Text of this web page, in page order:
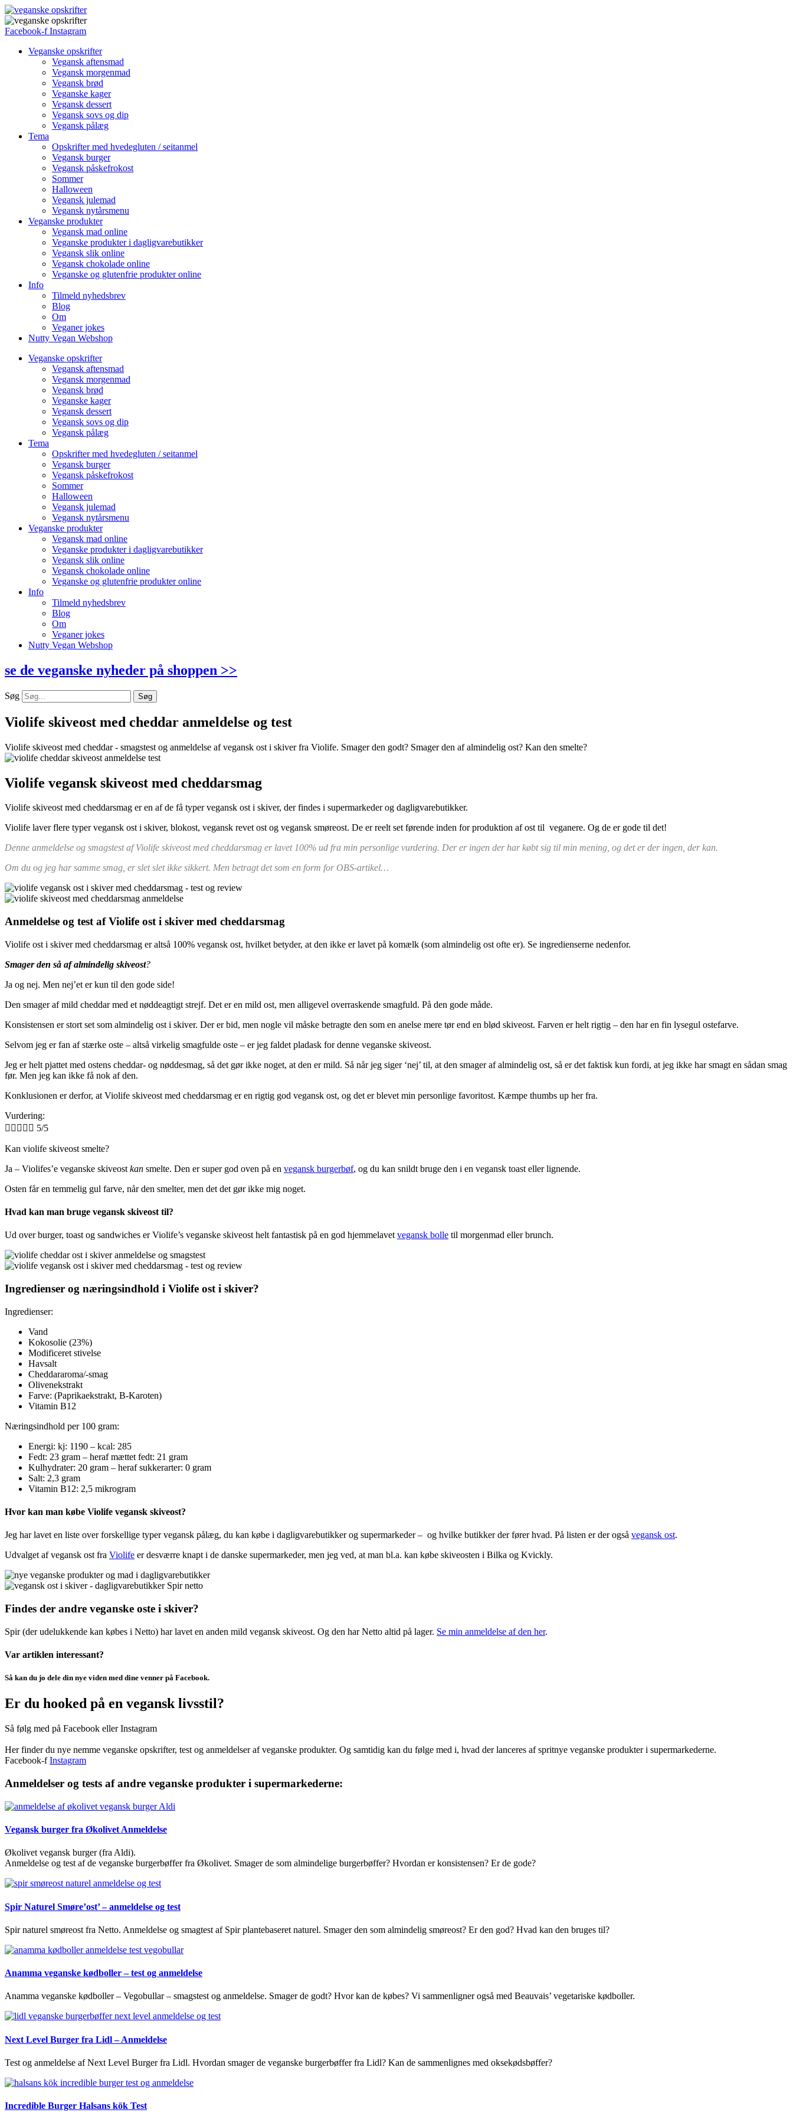
Facebook-f Instagram
Veganske opskrifter
Vegansk aftensmad
Vegansk morgenmad
Vegansk brød
Veganske kager
Vegansk dessert
Vegansk sovs og dip
Vegansk pålæg
Tema
Opskrifter med hvedegluten / seitanmel
Vegansk burger
Vegansk påskefrokost
Sommer
Halloween
Vegansk julemad
Vegansk nytårsmenu
Veganske produkter
Vegansk mad online
Veganske produkter i dagligvarebutikker
Vegansk slik online
Vegansk chokolade online
Veganske og glutenfrie produkter online
Info
Tilmeld nyhedsbrev
Blog
Om
Veganer jokes
Nutty Vegan Webshop
Veganske opskrifter
Vegansk aftensmad
Vegansk morgenmad
Vegansk brød
Veganske kager
Vegansk dessert
Vegansk sovs og dip
Vegansk pålæg
Tema
Opskrifter med hvedegluten / seitanmel
Vegansk burger
Vegansk påskefrokost
Sommer
Halloween
Vegansk julemad
Vegansk nytårsmenu
Veganske produkter
Vegansk mad online
Veganske produkter i dagligvarebutikker
Vegansk slik online
Vegansk chokolade online
Veganske og glutenfrie produkter online
Info
Tilmeld nyhedsbrev
Blog
Om
Veganer jokes
Nutty Vegan Webshop
se de veganske nyheder på shoppen >>
Søg Søg
Violife skiveost med cheddar anmeldelse og test
Violife skiveost med cheddar - smagstest og anmeldelse af vegansk ost i skiver fra Violife. Smager den godt? Smager den af almindelig ost? Kan den smelte?
Violife vegansk skiveost med cheddarsmag
Violife skiveost med cheddarsmag er en af de få typer vegansk ost i skiver, der findes i supermarkeder og dagligvarebutikker.
Violife laver flere typer vegansk ost i skiver, blokost, vegansk revet ost og vegansk smøreost. De er reelt set førende inden for produktion af ost til veganere. Og de er gode til det!
Denne anmeldelse og smagstest af Violife skiveost med cheddarsmag er lavet 100% ud fra min personlige vurdering. Der er ingen der har købt sig til min mening, og det er der ingen, der kan.
Om du og jeg har samme smag, er slet slet ikke sikkert. Men betragt det som en form for OBS-artikel…
Anmeldelse og test af Violife ost i skiver med cheddarsmag
Violife ost i skiver med cheddarsmag er altså 100% vegansk ost, hvilket betyder, at den ikke er lavet på komælk (som almindelig ost ofte er). Se ingredienserne nedenfor.
Smager den så af almindelig skiveost?
Ja og nej. Men nej’et er kun til den gode side!
Den smager af mild cheddar med et nøddeagtigt strejf. Det er en mild ost, men alligevel overraskende smagfuld. På den gode måde.
Konsistensen er stort set som almindelig ost i skiver. Der er bid, men nogle vil måske betragte den som en anelse mere tør end en blød skiveost. Farven er helt rigtig – den har en fin lysegul ostefarve.
Selvom jeg er fan af stærke oste – altså virkelig smagfulde oste – er jeg faldet pladask for denne veganske skiveost.
Jeg er helt pjattet med ostens cheddar- og nøddesmag, så det gør ikke noget, at den er mild. Så når jeg siger ‘nej’ til, at den smager af almindelig ost, så er det faktisk kun fordi, at jeg ikke har smagt en sådan smag
før. Men jeg kan ikke få nok af den.
Konklusionen er derfor, at Violife skiveost med cheddarsmag er en rigtig god vegansk ost, og det er blevet min personlige favoritost. Kæmpe thumbs up her fra.
Vurdering:
     5/5
Kan violife skiveost smelte?
Ja – Violifes’e veganske skiveost kan smelte. Den er super god oven på en vegansk burgerbøf, og du kan snildt bruge den i en vegansk toast eller lignende.
Osten får en temmelig gul farve, når den smelter, men det det gør ikke mig noget.
Hvad kan man bruge vegansk skiveost til?
Ud over burger, toast og sandwiches er Violife’s veganske skiveost helt fantastisk på en god hjemmelavetvegansk bolle til morgenmad eller brunch.
Ingredienser og næringsindhold i Violife ost i skiver?
Ingredienser:
Vand
Kokosolie (23%)
Modificeret stivelse
Havsalt
Cheddararoma/-smag
Olivenekstrakt
Farve: (Paprikaekstrakt, B-Karoten)
Vitamin B12
Næringsindhold per 100 gram:
Energi: kj: 1190 – kcal: 285
Fedt: 23 gram – heraf mættet fedt: 21 gram
Kulhydrater: 20 gram – heraf sukkerarter: 0 gram
Salt: 2,3 gram
Vitamin B12: 2,5 mikrogram
Hvor kan man købe Violife vegansk skiveost?
Jeg har lavet en liste over forskellige typer vegansk pålæg, du kan købe i dagligvarebutikker og supermarkeder – og hvilke butikker der fører hvad. På listen er der også vegansk ost.
Udvalget af vegansk ost fra Violife er desværre knapt i de danske supermarkeder, men jeg ved, at man bl.a. kan købe skiveosten i Bilka og Kvickly.
Findes der andre veganske oste i skiver?
Spir (der udelukkende kan købes i Netto) har lavet en anden mild vegansk skiveost. Og den har Netto altid på lager. Se min anmeldelse af den her.
Var artiklen interessant?
Så kan du jo dele din nye viden med dine venner på Facebook.
Er du hooked på en vegansk livsstil?
Så følg med på Facebook eller Instagram
Her finder du nye nemme veganske opskrifter, test og anmeldelser af veganske produkter. Og samtidig kan du følge med i, hvad der lanceres af spritnye veganske produkter i supermarkederne.
Facebook-f Instagram
Anmeldelser og tests af andre veganske produkter i supermarkederne:
Vegansk burger fra Økolivet Anmeldelse
Økolivet vegansk burger (fra Aldi).
Anmeldelse og test af de veganske burgerbøffer fra Økolivet. Smager de som almindelige burgerbøffer? Hvordan er konsistensen? Er de gode?
Spir Naturel Smøre’ost’ – anmeldelse og test
Spir naturel smøreost fra Netto. Anmeldelse og smagtest af Spir plantebaseret naturel. Smager den som almindelig smøreost? Er den god? Hvad kan den bruges til?
Anamma veganske kødboller – test og anmeldelse
Anamma veganske kødboller – Vegobullar – smagstest og anmeldelse. Smager de godt? Hvor kan de købes? Vi sammenligner også med Beauvais’ vegetariske kødboller.
Next Level Burger fra Lidl – Anmeldelse
Test og anmeldelse af Next Level Burger fra Lidl. Hvordan smager de veganske burgerbøffer fra Lidl? Kan de sammenlignes med oksekødsbøffer?
Incredible Burger Halsans kök Test